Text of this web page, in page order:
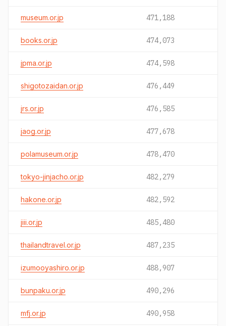
museum.or.jp 471,188
books.or.jp 474,073
jpma.or.jp 474,598
shigotozaidan.or.jp 476,449
jrs.or.jp 476,585
jaog.or.jp 477,678
polamuseum.or.jp 478,470
tokyo-jinjacho.or.jp 482,279
hakone.or.jp 482,592
jiii.or.jp 485,480
thailandtravel.or.jp 487,235
izumooyashiro.or.jp 488,907
bunpaku.or.jp 490,296
mfj.or.jp 490,958